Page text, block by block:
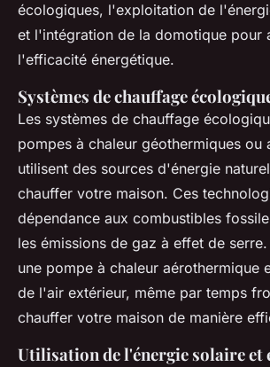
écologiques, l'exploitation de
et l'intégration de la domotique pour
l'efficacité énergétique.
Systèmes de chauffage
Les systèmes de chauffage
pompes à chaleur géothermiques ou
utilisent des sources d'énergie
chauffer votre maison. Ces
dépendance aux combustibles
les émissions de gaz à effet de
une pompe à chaleur aérothermique
de l'air extérieur, même par temps
chauffer votre maison de manière
Utilisation de l'énergie solaire et